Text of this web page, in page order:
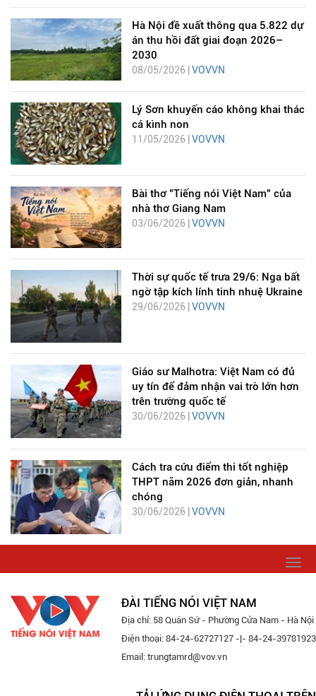
Hà Nội đề xuất thông qua 5.822 dự
án thu hồi đất giai đoạn 2026–
2030
08/05/2026 | VOVVN
Lý Sơn khuyến cáo không khai thác
cá kình non
11/05/2026 | VOVVN
Bài thơ "Tiếng nói Việt Nam" của
nhà thơ Giang Nam
03/06/2026 | VOVVN
Thời sự quốc tế trưa 29/6: Nga bất
ngờ tập kích lính tinh nhuệ Ukraine
29/06/2026 | VOVVN
Giáo sư Malhotra: Việt Nam có đủ
uy tín để đảm nhận vai trò lớn hơn
trên trường quốc tế
30/06/2026 | VOVVN
Cách tra cứu điểm thi tốt nghiệp
THPT năm 2026 đơn giản, nhanh
chóng
30/06/2026 | VOVVN
ĐÀI TIẾNG NÓI VIỆT NAM
Địa chỉ: 58 Quán Sứ - Phường Cửa Nam - Hà Nội
Điện thoại: 84-24-62727127 -|- 84-24-39781923
Email: trungtamrd@vov.vn